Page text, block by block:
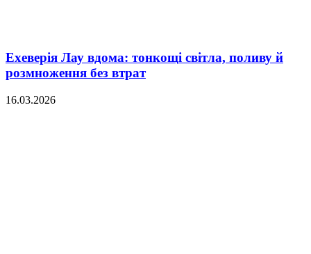
Ехеверія Лау вдома: тонкощі світла, поливу й
розмноження без втрат
16.03.2026